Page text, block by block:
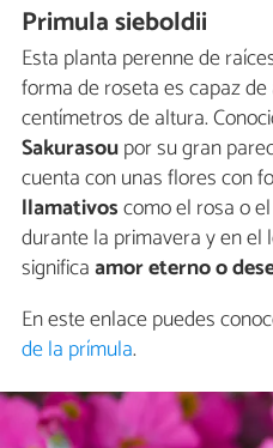
Primula sieboldii
Esta planta perenne de
forma de roseta es capaz
centímetros de altura.
Sakurasoupor su gran
cuenta con unas flores con
llamativoscomo el rosa o
durante la primavera y en el
significaamor eterno o
En este enlace puedes
de la prímula.